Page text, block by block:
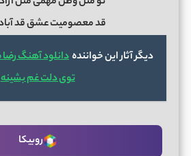
قد معصومیت عشق قد
دیگر آثار این خوانندهدانلود آهنگ
توی دلت غم بشینه
روبیکا